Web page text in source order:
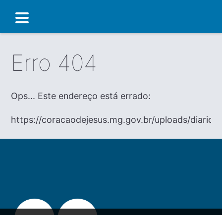
Erro 404
Ops... Este endereço está errado:
https://coracaodejesus.mg.gov.br/uploads/diario/